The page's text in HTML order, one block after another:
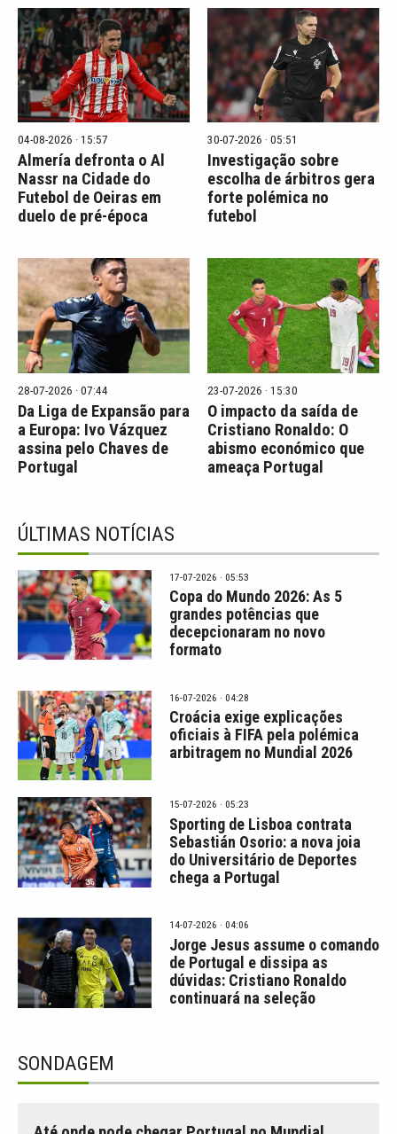
04-08-2026 · 15:57
Almería defronta o Al
Nassr na Cidade do
Futebol de Oeiras em
duelo de pré-época
30-07-2026 · 05:51
Investigação sobre
escolha de árbitros gera
forte polémica no
futebol
28-07-2026 · 07:44
Da Liga de Expansão para
a Europa: Ivo Vázquez
assina pelo Chaves de
Portugal
23-07-2026 · 15:30
O impacto da saída de
Cristiano Ronaldo: O
abismo económico que
ameaça Portugal
ÚLTIMAS NOTÍCIAS
17-07-2026 · 05:53
Copa do Mundo 2026: As 5
grandes potências que
decepcionaram no novo
formato
16-07-2026 · 04:28
Croácia exige explicações
oficiais à FIFA pela polémica
arbitragem no Mundial 2026
15-07-2026 · 05:23
Sporting de Lisboa contrata
Sebastián Osorio: a nova joia
do Universitário de Deportes
chega a Portugal
14-07-2026 · 04:06
Jorge Jesus assume o comando
de Portugal e dissipa as
dúvidas: Cristiano Ronaldo
continuará na seleção
SONDAGEM